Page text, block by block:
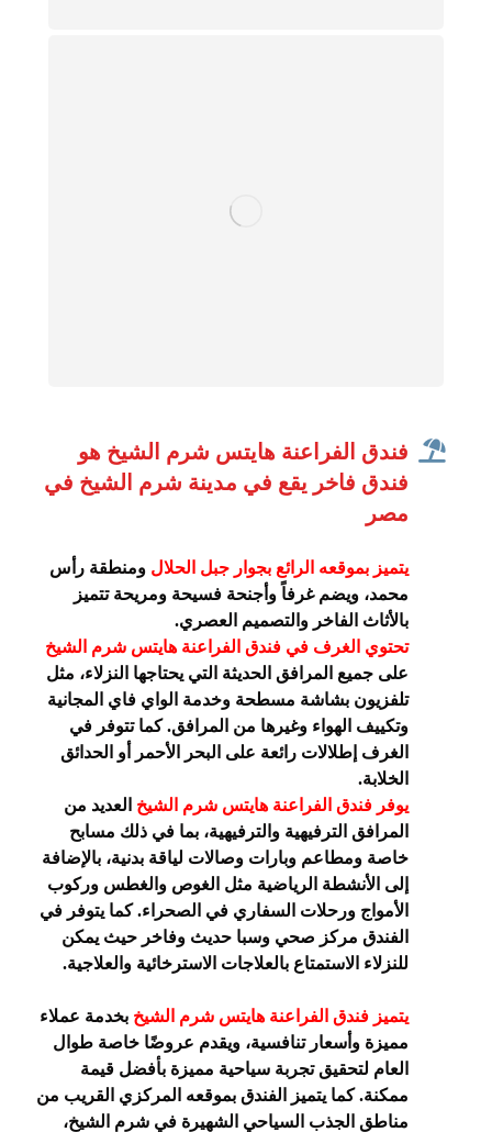
فندق الفراعنة هايتس شرم الشيخ هو
فندق فاخر يقع في مدينة شرم الشيخ في
مصر
يتميز بموقعه الرائع بجوار جبل الحلال ومنطقة رأس
محمد، ويضم غرفاً وأجنحة فسيحة ومريحة تتميز
بالأثاث الفاخر والتصميم العصري.
تحتوي الغرف في فندق الفراعنة هايتس شرم الشيخ
على جميع المرافق الحديثة التي يحتاجها النزلاء، مثل
تلفزيون بشاشة مسطحة وخدمة الواي فاي المجانية
وتكييف الهواء وغيرها من المرافق. كما تتوفر في
الغرف إطلالات رائعة على البحر الأحمر أو الحدائق
الخلابة.
يوفر فندق الفراعنة هايتس شرم الشيخ العديد من
المرافق الترفيهية والترفيهية، بما في ذلك مسابح
خاصة ومطاعم وبارات وصالات لياقة بدنية، بالإضافة
إلى الأنشطة الرياضية مثل الغوص والغطس وركوب
الأمواج ورحلات السفاري في الصحراء. كما يتوفر في
الفندق مركز صحي وسبا حديث وفاخر حيث يمكن
للنزلاء الاستمتاع بالعلاجات الاسترخائية والعلاجية.
يتميز فندق الفراعنة هايتس شرم الشيخ بخدمة عملاء
مميزة وأسعار تنافسية، ويقدم عروضًا خاصة طوال
العام لتحقيق تجربة سياحية مميزة بأفضل قيمة
ممكنة. كما يتميز الفندق بموقعه المركزي القريب من
مناطق الجذب السياحي الشهيرة في شرم الشيخ،